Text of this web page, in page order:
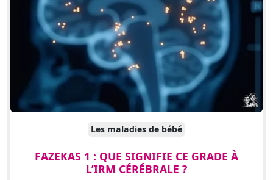
Les maladies de bébé
FAZEKAS 1 : QUE SIGNIFIE CE GRADE À
L’IRM CÉRÉBRALE ?